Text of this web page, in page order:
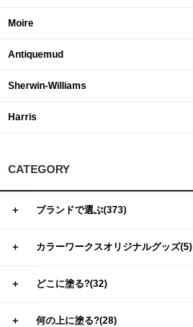
Moire
Antiquemud
Sherwin-Williams
Harris
CATEGORY
＋ ブランドで選ぶ(373)
＋ カラーワークスオリジナルグッズ(5)
＋ どこに塗る?(32)
＋ 何の上に塗る?(28)